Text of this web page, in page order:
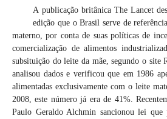
A publicação britânica The Lancet
edição que o Brasil serve de
materno, por conta de suas políticas de
comercialização de alimentos
subsituição do leite da mãe, segundo o site
analisou dados e verificou que em 1986
alimentadas exclusivamente com o leite
2008, este número já era de 41%.
Paulo Geraldo Alchmin sancionou lei que